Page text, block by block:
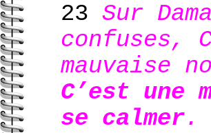
23 Sur
confuses,
mauvaise
C’est une
se calmer.